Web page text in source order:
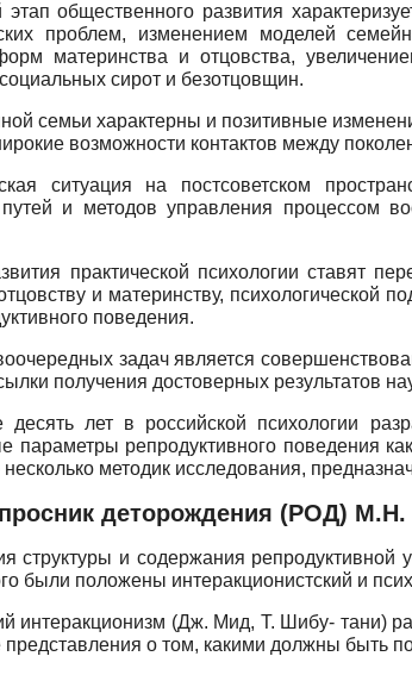
общественного развития
проблем, изменением моделей
материнства и отцовства,
сирот и безотцовщин.
семьи характерны и позитивные
возможности контактов между
ситуация на постсоветском
и методов управления процессом
практической психологии ставят
и материнству,
поведения.
задач является
получения достоверных результатов
лет в российской психологии
параметры репродуктивного поведения
методик исследования,
деторождения (РОД)
структуры и содержания
были положены интеракционистский и
интеракционизм (Дж. Мид, Т. Шибу- тани)
представления о том, какими должны быть